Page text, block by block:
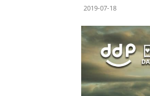
2019-07-18